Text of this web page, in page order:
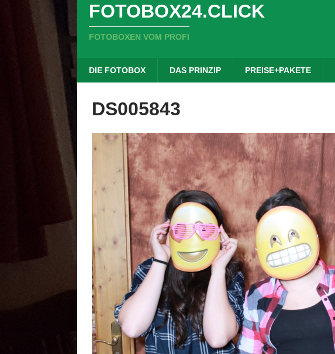
FOTOBOX24.CLICK
FOTOBOXEN VOM PROFI
DIE FOTOBOX DAS PRINZIP PREISE+PAKETE
DS005843